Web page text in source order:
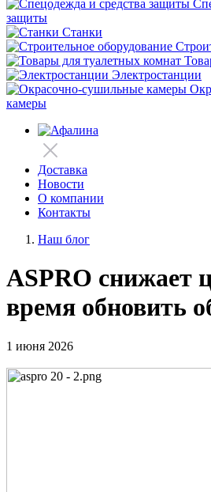
защиты
Станки
Электростанции
камеры
Доставка
Новости
О компании
Контакты
Наш блог
ASPRO снижает
время обновить
1 июня 2026